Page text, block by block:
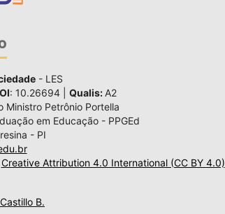
- LES
: 10.26694 | Qualis: A2
Ministro Petrônio Portella
em Educação - PPGEd
- PI
Creative Attribution 4.0 International (CC BY 4.0)
B.